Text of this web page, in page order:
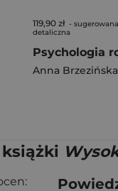
119,90 zł -
detaliczna
Anna Brzezińska